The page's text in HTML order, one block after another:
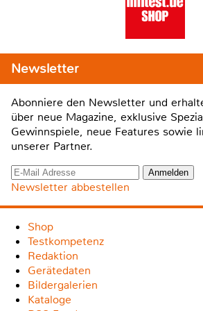
Newsletter
Abonniere den Newsletter und
über neue Magazine, exklusive
Gewinnspiele, neue Features sowie
unserer Partner.
Newsletter abbestellen
Shop
Testkompetenz
Redaktion
Gerätedaten
Bildergalerien
Kataloge